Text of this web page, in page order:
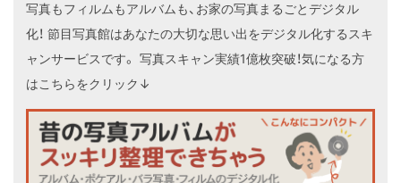
写真もフィルムもアルバムも、お家の写真まるごとデジタル
化！ 節目写真館はあなたの大切な思い出をデジタル化するスキ
ャンサービスです。 写真スキャン実績1億枚突破！気になる方
はこちらをクリック↓